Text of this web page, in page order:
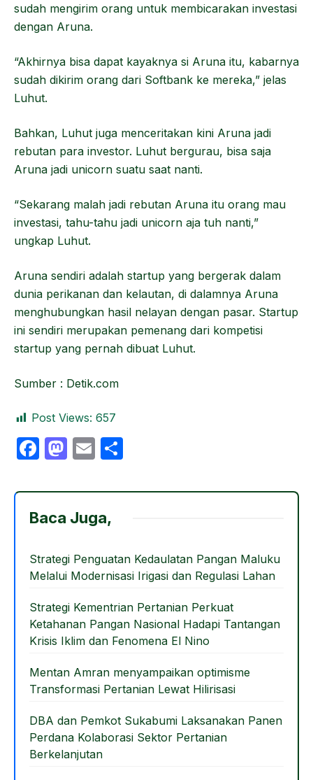
sudah mengirim orang untuk membicarakan investasi
dengan Aruna.
“Akhirnya bisa dapat kayaknya si Aruna itu, kabarnya
sudah dikirim orang dari Softbank ke mereka,” jelas
Luhut.
Bahkan, Luhut juga menceritakan kini Aruna jadi
rebutan para investor. Luhut bergurau, bisa saja
Aruna jadi unicorn suatu saat nanti.
“Sekarang malah jadi rebutan Aruna itu orang mau
investasi, tahu-tahu jadi unicorn aja tuh nanti,”
ungkap Luhut.
Aruna sendiri adalah startup yang bergerak dalam
dunia perikanan dan kelautan, di dalamnya Aruna
menghubungkan hasil nelayan dengan pasar. Startup
ini sendiri merupakan pemenang dari kompetisi
startup yang pernah dibuat Luhut.
Sumber : Detik.com
Post Views: 657
F
c
e
o
o
k
M
st
o
o
n
E
ail ar
Baca Juga,
Strategi Penguatan Kedaulatan Pangan Maluku
Melalui Modernisasi Irigasi dan Regulasi Lahan
Strategi Kementrian Pertanian Perkuat
Ketahanan Pangan Nasional Hadapi Tantangan
Krisis Iklim dan Fenomena El Nino
Mentan Amran menyampaikan optimisme
Transformasi Pertanian Lewat Hilirisasi
DBA dan Pemkot Sukabumi Laksanakan Panen
Perdana Kolaborasi Sektor Pertanian
Berkelanjutan